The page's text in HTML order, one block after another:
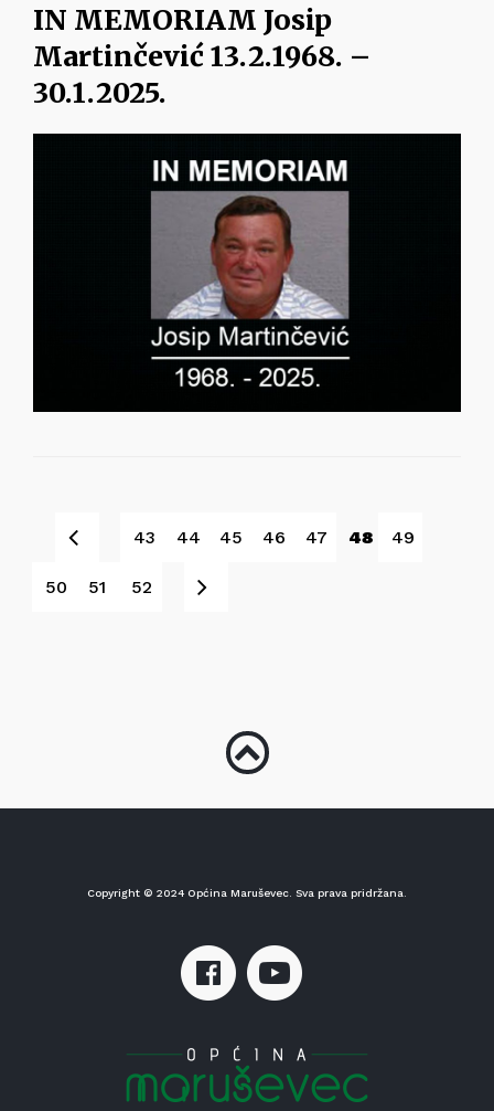
IN MEMORIAM Josip
Martinčević 13.2.1968. –
30.1.2025.
43 44 45 46 47 48 49
50 51 52
Copyright © 2024 Općina Maruševec. Sva prava pridržana.